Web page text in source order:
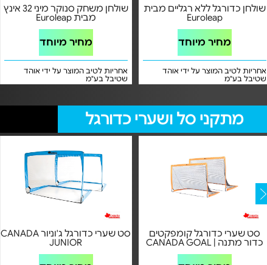
שולחן משחק סנוקר מיני 32 אינץ
מבית Euroleap
מחיר מיוחד
אחריות לטיב המוצר על ידי אוהד
שטיבל בע"מ
שולחן כדורגל ללא רגליים מבית
Euroleap
מחיר מיוחד
אחריות לטיב המוצר על ידי אוהד
שטיבל בע"מ
מתקני סל ושערי כדורגל
סט שערי כדורגל ג'וניור CANADA
JUNIOR
סט שערי כדורגל קומפקטים
כדור מתנה | CANADA GOAL